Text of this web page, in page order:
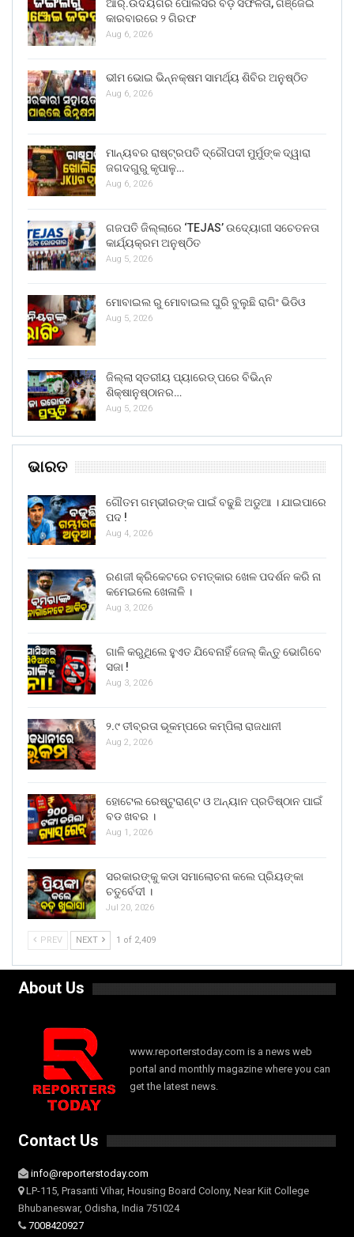
ଆର୍.ଉଦୟଗିରି ପୋଲିସର ବଡ଼ ସଫଳତା, ଗଞ୍ଜେଇ
କାରବାରରେ ୨ ଗିରଫ
Aug 6, 2026
ଭୀମ ଭୋଇ ଭିନ୍ନକ୍ଷମ ସାମର୍ଥ୍ୟ ଶିବିର ଅନୁଷ୍ଠିତ
Aug 6, 2026
ମାନ୍ୟବର ରାଷ୍ଟ୍ରପତି ଦ୍ରୌପଦୀ ମୁର୍ମୁଙ୍କ ଦ୍ୱାରା
ଜଗଦଗୁରୁ କୃପାଳୁ…
Aug 6, 2026
ଗଜପତି ଜିଲ୍ଲାରେ ‘TEJAS’ ଉଦ୍ୟୋଗୀ ସଚେତନତା
କାର୍ଯ୍ୟକ୍ରମ ଅନୁଷ୍ଠିତ
Aug 5, 2026
ମୋବାଇଲ ରୁ ମୋବାଇଲ ଘୁରି ବୁଲୁଛି ରାଗିଂ ଭିଡିଓ
Aug 5, 2026
ଜିଲ୍ଲା ସ୍ତରୀୟ ପ୍ୟାରେଡ୍ ପରେ ବିଭିନ୍ନ
ଶିକ୍ଷାନୁଷ୍ଠାନର…
Aug 5, 2026
ଭାରତ
ଗୌତମ ଗମ୍ଭୀରଙ୍କ ପାଇଁ ବଢୁଛି ଅଡୁଆ । ଯାଇପାରେ
ପଦ !
Aug 4, 2026
ରଣଜୀ କ୍ରିକେଟରେ ଚମତ୍କାର ଖେଳ ପଦର୍ଶନ କରି ନା
କମେଇଲେ ଖେଳାଳି ।
Aug 3, 2026
ଗାଳି କରୁଥିଲେ ହୁଏତ ଯିବେନାହିଁ ଜେଲ୍ କିନ୍ତୁ ଭୋଗିବେ
ସଜା !
Aug 3, 2026
୨.୯ ତୀବ୍ରତା ଭୂକମ୍ପରେ କମ୍ପିଲା ରାଜଧାନୀ
Aug 2, 2026
ହୋଟେଲ ରେଷ୍ଟୁରାଣ୍ଟ ଓ ଅନ୍ୟାନ ପ୍ରତିଷ୍ଠାନ ପାଇଁ
ବଡ ଖବର ।
Aug 1, 2026
ସରକାରଙ୍କୁ କଡା ସମାଲୋଚନା କଲେ ପ୍ରିୟଙ୍କା
ଚତୁର୍ବେଦୀ ।
Jul 20, 2026
PREV NEXT 1 of 2,409
About Us
www.reporterstoday.com is a news web
portal and monthly magazine where you can
get the latest news.
Contact Us
info@reporterstoday.com
LP-115, Prasanti Vihar, Housing Board Colony, Near Kiit College
Bhubaneswar, Odisha, India 751024
7008420927